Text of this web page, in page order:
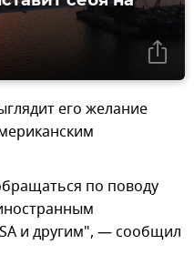
его желание
по поводу
и другим", — сообщил